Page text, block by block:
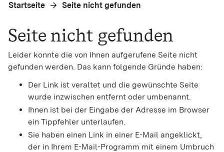
Startseite Seite nicht gefunden
Seite nicht gefunden
Leider konnte die von Ihnen aufgerufene Seite nicht
gefunden werden. Das kann folgende Gründe haben:
Der Link ist veraltet und die gewünschte Seite
wurde inzwischen entfernt oder umbenannt.
Ihnen ist bei der Eingabe der Adresse im Browser
ein Tippfehler unterlaufen.
Sie haben einen Link in einer E-Mail angeklickt,
der in Ihrem E-Mail-Programm mit einem Umbruch